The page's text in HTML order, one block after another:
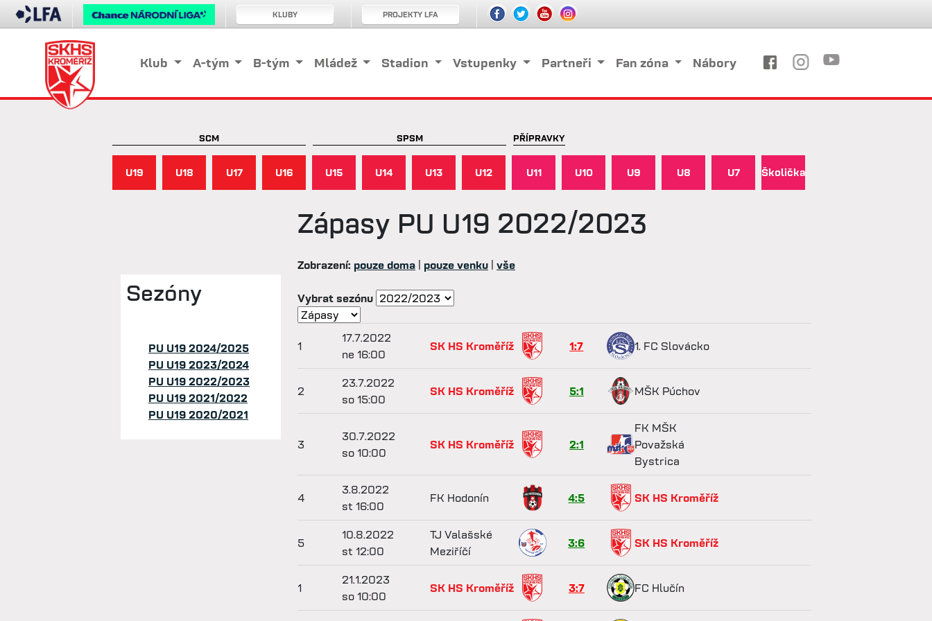
Klub A-tým B-tým Mládež Stadion Vstupenky Partneři Fan zóna Nábory
SCM SPSM PŘÍPRAVKY
U19 U18 U17 U16 U15 U14 U13 U12 U11 U10 U9 U8 U7 Školička
Sezóny
PU U19 2024/2025
PU U19 2023/2024
PU U19 2022/2023
PU U19 2021/2022
PU U19 2020/2021
Zápasy PU U19 2022/2023
Zobrazení: pouze doma pouze venku vše
Vybrat sezónu
1
17.7.2022
ne 16:00
SK HS Kroměříž 1:7 1. FC Slovácko
2
23.7.2022
so 15:00
SK HS Kroměříž 5:1 MŠK Púchov
3
30.7.2022
so 10:00
SK HS Kroměříž 2:1
FK MŠK
Považská
Bystrica
4
3.8.2022
st 16:00
FK Hodonín 4:5 SK HS Kroměříž
5
10.8.2022
st 12:00
TJ Valašské
Meziříčí
3:6 SK HS Kroměříž
1
21.1.2023
so 10:00
SK HS Kroměříž 3:7 FC Hlučín
KLUBY PROJEKTY LFA